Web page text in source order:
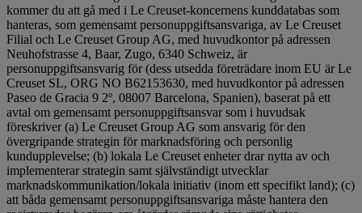
kommer du att gå med i Le Creuset-koncernens kunddatabas som
hanteras, som gemensamt personuppgiftsansvariga, av Le Creuset
Filial och Le Creuset Group AG, med huvudkontor på adressen
Neuhofstrasse 4, Baar, Zugo, 6340 Schweiz, är
personuppgiftsansvarig för (dess utsedda företrädare inom EU är Le
Creuset SL, ORG NO B62153630, med huvudkontor på adressen
Paseo de Gracia 9 2º, 08007 Barcelona, Spanien), baserat på ett
avtal om gemensamt personuppgiftsansvar som i huvudsak
föreskriver (a) Le Creuset Group AG som ansvarig för den
övergripande strategin för marknadsföring och personlig
kundupplevelse; (b) lokala Le Creuset enheter drar nytta av och
implementerar strategin samt självständigt utvecklar
marknadskommunikation/lokala initiativ (inom ett specifikt land); (c)
att båda gemensamt personuppgiftsansvariga måste hantera den